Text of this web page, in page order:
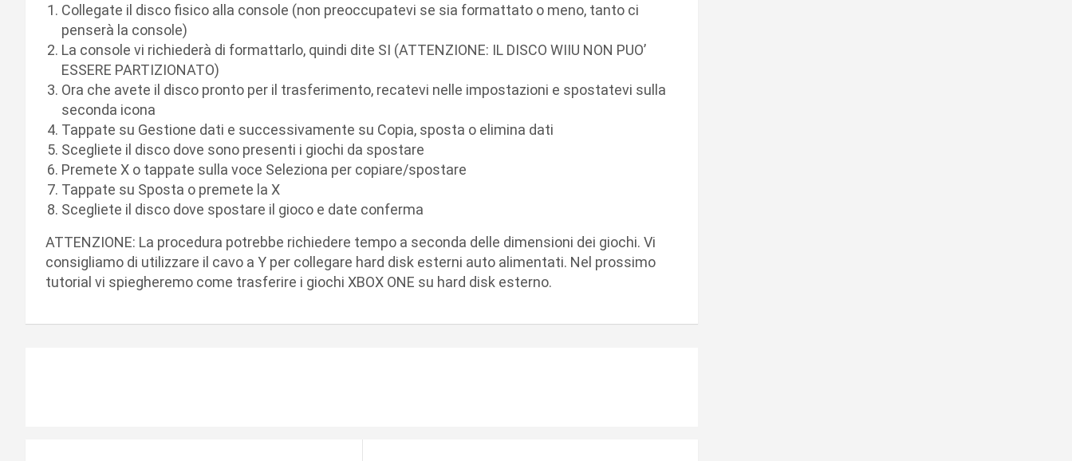
Collegate il disco fisico alla console (non preoccupatevi se sia formattato o meno, tanto ci
penserà la console)
La console vi richiederà di formattarlo, quindi dite SI (ATTENZIONE: IL DISCO WIIU NON PUO’
ESSERE PARTIZIONATO)
Ora che avete il disco pronto per il trasferimento, recatevi nelle impostazioni e spostatevi sulla
seconda icona
Tappate su Gestione dati e successivamente su Copia, sposta o elimina dati
Scegliete il disco dove sono presenti i giochi da spostare
Premete X o tappate sulla voce Seleziona per copiare/spostare
Tappate su Sposta o premete la X
Scegliete il disco dove spostare il gioco e date conferma
ATTENZIONE: La procedura potrebbe richiedere tempo a seconda delle dimensioni dei giochi. Vi
consigliamo di utilizzare il cavo a Y per collegare hard disk esterni auto alimentati. Nel prossimo
tutorial vi spiegheremo come trasferire i giochi XBOX ONE su hard disk esterno.